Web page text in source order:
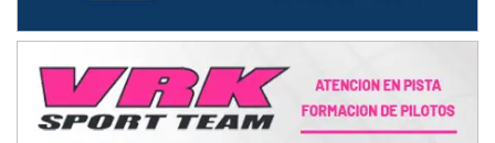
Juan Navarro (Asfalto)
COBERTURA ESPECIAL DE E-KART.COM.AR
08/09-AGO